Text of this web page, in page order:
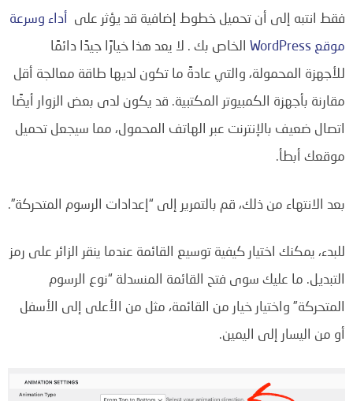
فقط انتبه إلى أن تحميل خطوط إضافية قد يؤثر على أداء وسرعة
موقع WordPress
الخاص بك . لا يعد هذا خيارًا جيدًا دائمًا
للأجهزة المحمولة، والتي عادةً ما تكون لديها طاقة معالجة أقل
مقارنة بأجهزة الكمبيوتر المكتبية. قد يكون لدى بعض الزوار أيضًا
اتصال ضعيف بالإنترنت عبر الهاتف المحمول، مما سيجعل تحميل
موقعك أبطأ.
بعد الانتهاء من ذلك، قم بالتمرير إلى “إعدادات الرسوم المتحركة”.
للبدء، يمكنك اختيار كيفية توسيع القائمة عندما ينقر الزائر على رمز
التبديل. ما عليك سوى فتح القائمة المنسدلة “نوع الرسوم
المتحركة” واختيار خيار من القائمة، مثل من الأعلى إلى الأسفل
أو من اليسار إلى اليمين.